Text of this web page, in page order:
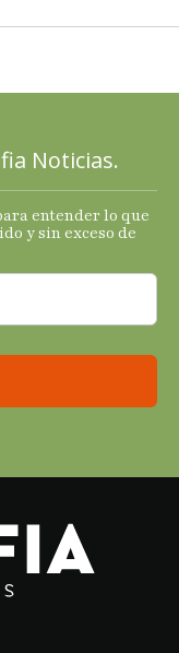
Noticias.
entender lo que
y sin exceso de